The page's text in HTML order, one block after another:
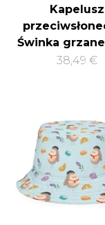
Kapelusz
Świnka
38,49 €